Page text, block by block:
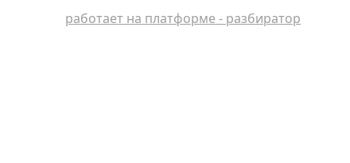
работает на платформе - разбиратор